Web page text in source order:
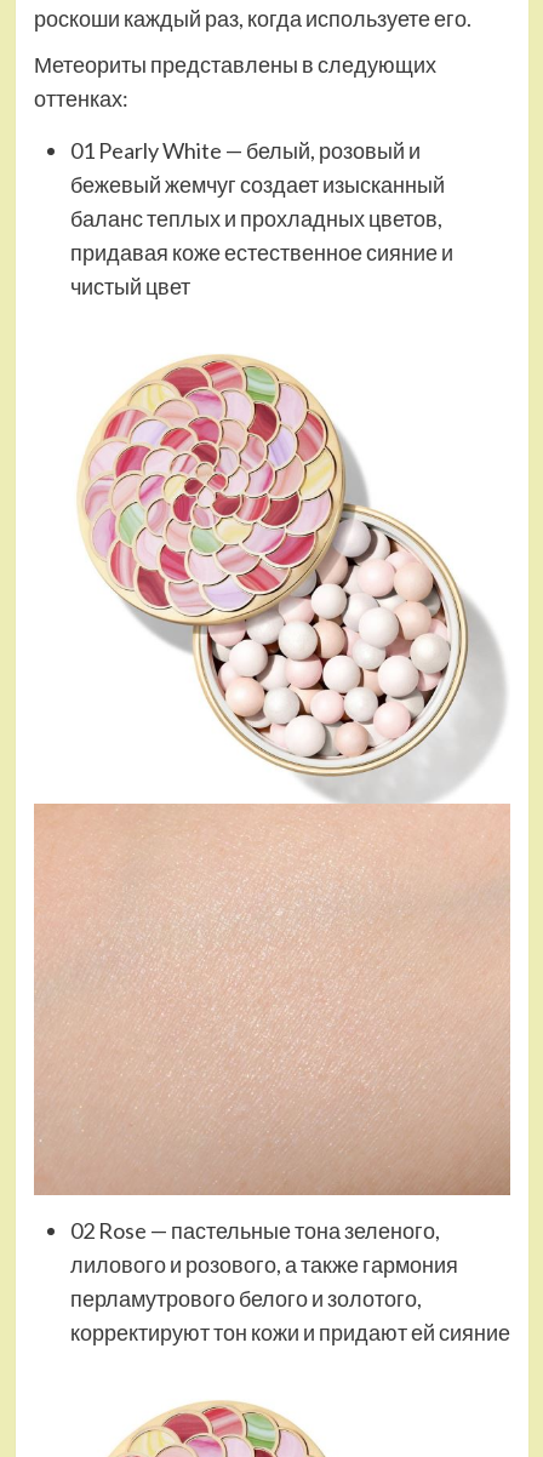
роскоши каждый раз, когда используете его.
Метеориты представлены в следующих
оттенках:
01 Pearly White — белый, розовый и
бежевый жемчуг создает изысканный
баланс теплых и прохладных цветов,
придавая коже естественное сияние и
чистый цвет
02 Rose — пастельные тона зеленого,
лилового и розового, а также гармония
перламутрового белого и золотого,
корректируют тон кожи и придают ей сияние